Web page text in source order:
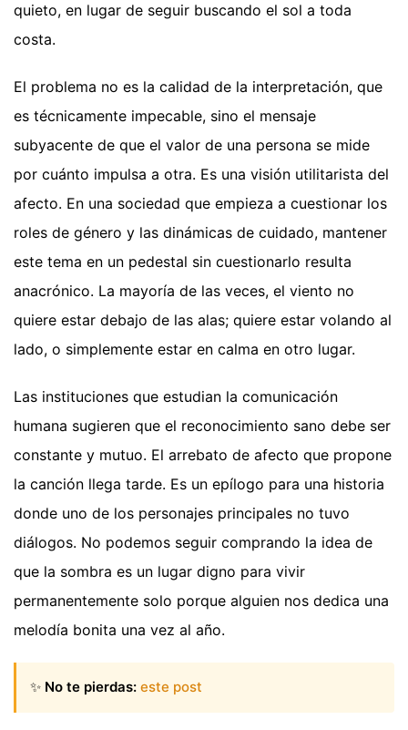
quieto, en lugar de seguir buscando el sol a toda
costa.
El problema no es la calidad de la interpretación, que
es técnicamente impecable, sino el mensaje
subyacente de que el valor de una persona se mide
por cuánto impulsa a otra. Es una visión utilitarista del
afecto. En una sociedad que empieza a cuestionar los
roles de género y las dinámicas de cuidado, mantener
este tema en un pedestal sin cuestionarlo resulta
anacrónico. La mayoría de las veces, el viento no
quiere estar debajo de las alas; quiere estar volando al
lado, o simplemente estar en calma en otro lugar.
Las instituciones que estudian la comunicación
humana sugieren que el reconocimiento sano debe ser
constante y mutuo. El arrebato de afecto que propone
la canción llega tarde. Es un epílogo para una historia
donde uno de los personajes principales no tuvo
diálogos. No podemos seguir comprando la idea de
que la sombra es un lugar digno para vivir
permanentemente solo porque alguien nos dedica una
melodía bonita una vez al año.
✨ No te pierdas: este post